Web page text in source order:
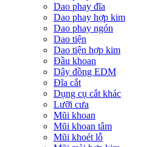
Dao phay đĩa
Dao phay hợp kim
Dao phay ngón
Dao tiện
Dao tiện hợp kim
Đầu khoan
Dây đồng EDM
Đĩa cắt
Dụng cụ cắt khác
Lưỡi cưa
Mũi khoan
Mũi khoan tâm
Mũi khoét lỗ